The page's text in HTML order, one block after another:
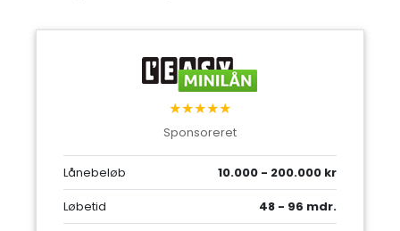
★★★★★
Sponsoreret
Lånebeløb
10.000 - 200.000 kr
Løbetid
48 - 96 mdr.